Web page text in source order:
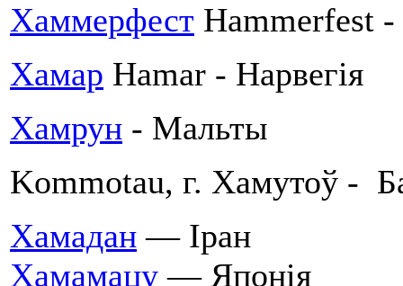
Хаммерфест Hammerfest -
Хамар Hamar - Нарвегія
Хамрун - Мальты
Kommotau, г. Хамутоў -
Хамадан — Іран
Хамамацу — Японія